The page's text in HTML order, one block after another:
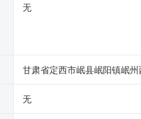
无
甘肃省定西市岷县岷阳镇岷
无